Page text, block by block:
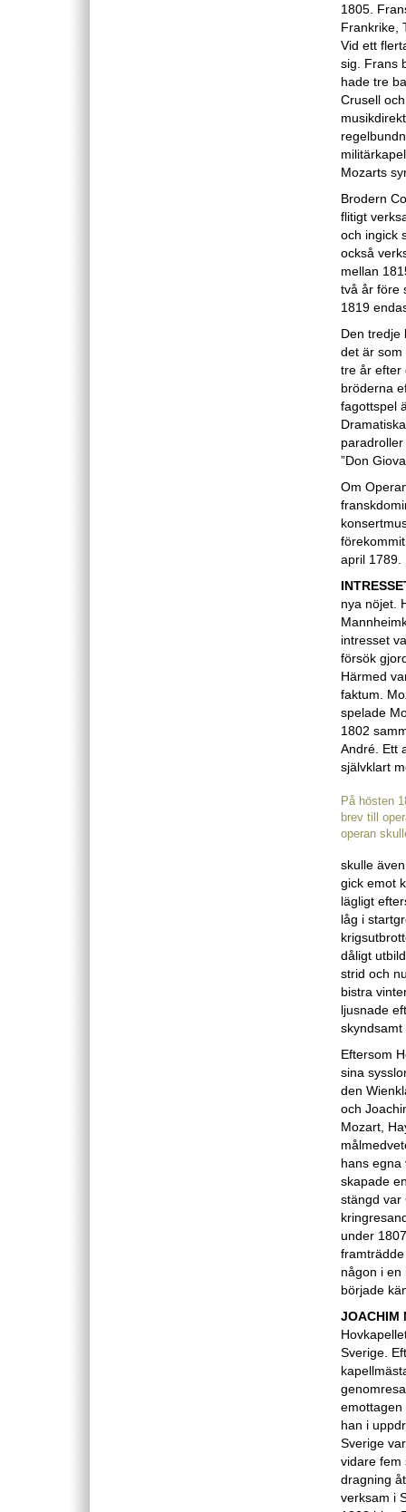
1805.
Frankrike,
Vid ett
sig. Frans
hade tre
Crusell
Mozarts
Brodern
flitigt
och ingick
också
mellan
två år före
1819
Den tredje
det är som
tre år efter
bröderna
fagottspel
”Don
Om
april 1789.
nya nöjet.
intresset
försök
Härmed
faktum.
spelade
1802
André. Ett
självklart
På hösten
brev till
operan
skulle
gick emot
lägligt
låg i
dåligt
strid och
bistra
ljusnade
Eftersom
sina
den
och
Mozart,
hans egna
skapade
stängd var
under
någon i en
började
JOACHIM
Sverige.
emottagen
han i
Sverige
vidare fem
dragning
verksam i